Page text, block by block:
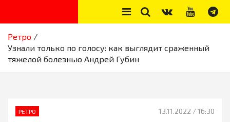
Секреты звёзд
видео из жизни звёзд
Ретро
Узнали только по голосу: как выглядит сраженный
тяжелой болезнью Андрей Губин
РЕТРО 13.11.2022 / 16:30